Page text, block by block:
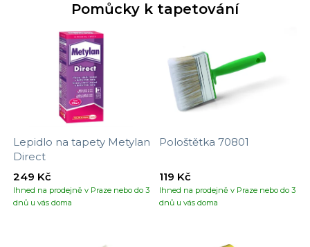
Pomůcky k tapetování
Lepidlo na tapety Metylan
Direct
Ihned na prodejně v Praze nebo do 3
dnů u vás doma
249 Kč
Pološtětka 70801
Ihned na prodejně v Praze nebo do 3
dnů u vás doma
119 Kč